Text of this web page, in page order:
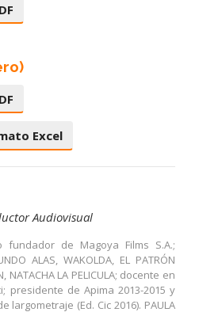
Excel
Audiovisual
fundador de Magoya Films S.A.;
ALAS, WAKOLDA, EL PATRÓN
NATACHA LA PELICULA; docente en
presidente de Apima 2013-2015 y
(Ed. Cic 2016). PAULA